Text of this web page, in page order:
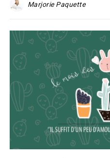
Marjorie Paquette